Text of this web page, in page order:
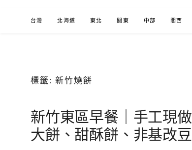
台灣 北海道 東北 關東 中部 關西
來一球叭噗
標籤: 新竹燒餅
新竹東區早餐｜手工現
大餅、甜酥餅、非基改